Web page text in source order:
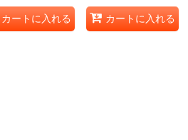
カートに入れる カートに入れる